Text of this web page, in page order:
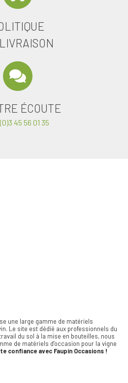
ÉCOUTE
45 56 01 35
une large gamme de matériels
Le site est dédié aux professionnels du
du sol à la mise en bouteilles, nous
de matériels d’occasion pour la vigne
confiance avec Faupin Occasions !